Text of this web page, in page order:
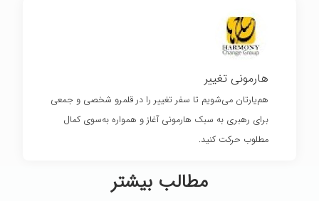
هارمونی تغییر
هم‌یارتان می‌شویم تا سفر تغییر را در قلمرو شخصی و جمعی
برای رهبری به سبک هارمونی آغاز و همواره به‌سوی کمال
مطلوب حرکت کنید.
مطالب بیشتر